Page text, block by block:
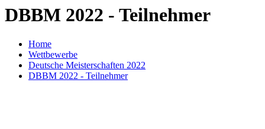
DBBM 2022 - Teilnehmer
Home
Wettbewerbe
Deutsche Meisterschaften 2022
DBBM 2022 - Teilnehmer